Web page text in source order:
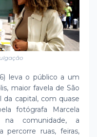
leva o público a um
maior favela de São
da capital, com quase
fotógrafa Marcela
na comunidade, a
percorre ruas, feiras,